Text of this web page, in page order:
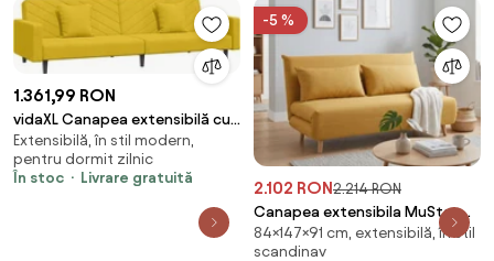
1.361,99 RON
vidaXL Canapea extensibilă cu
2 locuri, 2 perne, galben,
catifea
Extensibilă, în stil modern,
pentru dormit zilnic
În stoc
Livrare gratuită
-5 %
2.102 RON2.214 RON
Canapea extensibila MuStar,
SPIKE II
84×147×91 cm, extensibilă, în stil
scandinav